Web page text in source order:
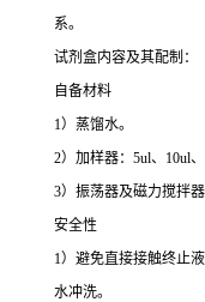
系。
试剂盒内容及其配制：
自备材料
1）蒸馏水。
2）加样器：5ul、10ul、
3）振荡器及磁力搅拌器
安全性
1）避免直接接触终止
水冲洗。